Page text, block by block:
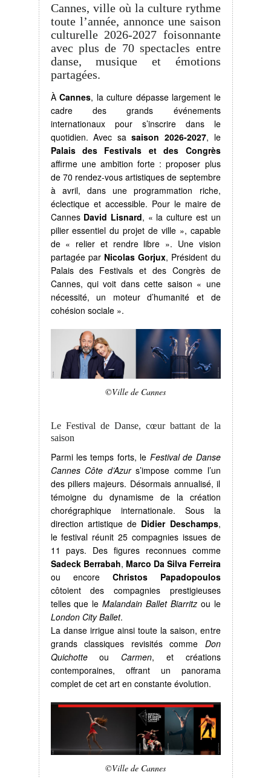
Cannes, ville où la culture rythme
toute l’année, annonce une saison
culturelle 2026-2027 foisonnante
avec plus de 70 spectacles entre
danse, musique et émotions
partagées.
À Cannes, la culture dépasse largement le
cadre des grands événements
internationaux pour s’inscrire dans le
quotidien. Avec sasaison 2026-2027, le
Palais des Festivals et des Congrès
affirme une ambition forte : proposer plus
de 70 rendez-vous artistiques de septembre
à avril, dans une programmation riche,
éclectique et accessible. Pour le maire de
Cannes David Lisnard, « la culture est un
pilier essentiel du projet de ville », capable
de « relier et rendre libre ». Une vision
partagée par Nicolas Gorjux, Président du
Palais des Festivals et des Congrès de
Cannes, qui voit dans cette saison « une
nécessité, un moteur d’humanité et de
cohésion sociale ».
©Ville de Cannes
Le Festival de Danse, cœur battant de la
saison
Parmi les temps forts, le Festival de Danse
Cannes Côte d’Azurs’impose comme l’un
des piliers majeurs. Désormais annualisé, il
témoigne du dynamisme de la création
chorégraphique internationale. Sous la
direction artistique de Didier Deschamps,
le festival réunit 25 compagnies issues de
11 pays. Des figures reconnues comme
Sadeck Berrabah, Marco Da Silva Ferreira
ou encore Christos Papadopoulos
côtoient des compagnies prestigieuses
telles que leMalandain Ballet Biarritzou le
London City Ballet.
La danse irrigue ainsi toute la saison, entre
grands classiques revisités comme Don
Quichotteou Carmen, et créations
contemporaines, offrant un panorama
complet de cet art en constante évolution.
©Ville de Cannes